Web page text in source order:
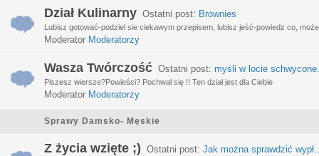
Dział Kulinarny Ostatni post: Brownies
Lubisz gotować-podziel sie ciekawym przepisem, lubisz jeść-powiedz co,
Moderator Moderatorzy
Wasza Twórczość Ostatni post: myśli w locie
Piszesz wiersze?Powieści? Pochwal się !! Ten dział jest dla Ciebie
Moderator Moderatorzy
Sprawy Damsko- Męskie
Z życia wzięte ;) Ostatni post: Jak można sprawdzić